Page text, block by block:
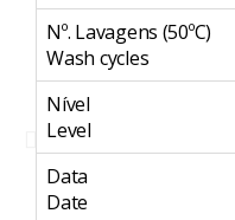
Nº. Lavagens (50ºC)
Wash cycles
Nível
Level
Data
Date